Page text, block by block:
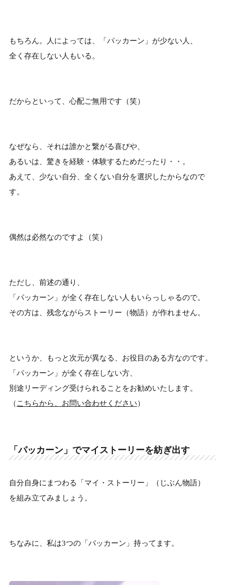
もちろん。人によっては、「パッカーン」が少ない人、
全く存在しない人もいる。
だからといって、心配ご無用です（笑）
なぜなら、それは誰かと繋がる喜びや、
あるいは、驚きを経験・体験するためだったり・・。
あえて、少ない自分、全くない自分を選択したからなので
す。
偶然は必然なのですよ（笑）
ただし、前述の通り、
「パッカーン」が全く存在しない人もいらっしゃるので。
その方は、残念ながらストーリー（物語）が作れません。
というか、もっと次元が異なる、お役目のある方なのです。
「パッカーン」が全く存在しない方、
別途リーディング受けられることをお勧めいたします。
（ こちらから、お問い合わせください）
「パッカーン」でマイストーリーを紡ぎ出す
自分自身にまつわる「マイ・ストーリー」（じぶん物語）
を組み立てみましょう。
ちなみに、私は3つの「パッカーン」持ってます。